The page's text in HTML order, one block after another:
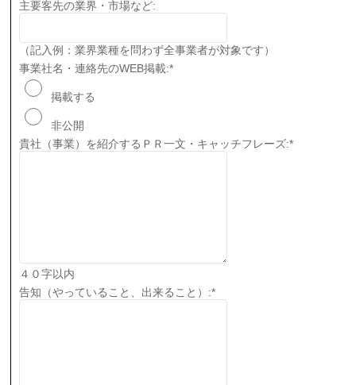
主要客先の業界・市場など:
（記入例：業界業種を問わず全事業者が対象です）
事業社名・連絡先のWEB掲載:*
掲載する
非公開
貴社（事業）を紹介するＰＲ一文・キャッチフレーズ:*
４０字以内
告知（やっていること、出来ること）:*